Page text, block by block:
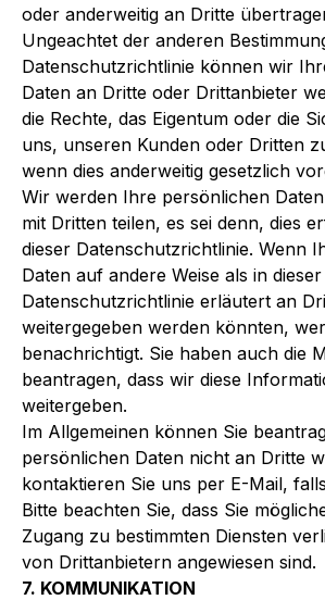
oder anderweitig an Dritte
Ungeachtet der anderen
Datenschutzrichtlinie können wir
Daten an Dritte oder Drittanbieter
die Rechte, das Eigentum oder die
uns, unseren Kunden oder Dritten
wenn dies anderweitig gesetzlich
Wir werden Ihre persönlichen
mit Dritten teilen, es sei denn, dies
dieser Datenschutzrichtlinie. Wenn
Daten auf andere Weise als in dieser
Datenschutzrichtlinie erläutert an
weitergegeben werden könnten,
benachrichtigt. Sie haben auch die
beantragen, dass wir diese
weitergeben.
Im Allgemeinen können Sie
persönlichen Daten nicht an Dritte
kontaktieren Sie uns per E-Mail,
Bitte beachten Sie, dass Sie
Zugang zu bestimmten Diensten
von Drittanbietern angewiesen sind.
7. KOMMUNIKATION